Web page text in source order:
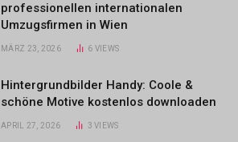
professionellen internationalen
Umzugsfirmen in Wien
MÄRZ 23, 2026 6 VIEWS
Hintergrundbilder Handy: Coole &
schöne Motive kostenlos downloaden
APRIL 27, 2026 3VIEWS